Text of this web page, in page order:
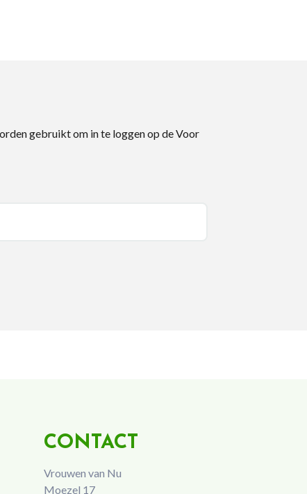
gebruikt om in te loggen op de Voor
CONTACT
Vrouwen van Nu
Moezel 17